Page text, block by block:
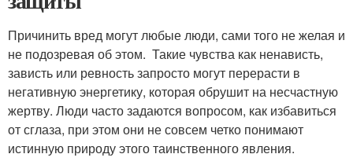
Причинить вред могут любые люди, сами того не желая и
не подозревая об этом. Такие чувства как ненависть,
зависть или ревность запросто могут перерасти в
негативную энергетику, которая обрушит на несчастную
жертву. Люди часто задаются вопросом, как избавиться
от сглаза, при этом они не совсем четко понимают
истинную природу этого таинственного явления.